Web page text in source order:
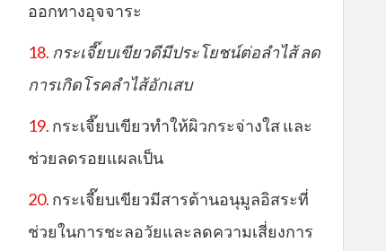
ออกทางอุจจาระ
18. กระเจี๊ยบเขียวดีมีประโยชน์ต่อลำไส้ ลด
การเกิดโรคลำไส้อักเสบ
19. กระเจี๊ยบเขียวทำให้ผิวกระจ่างใส และ
ช่วยลดรอยแผลเป็น
20. กระเจี๊ยบเขียวมีสารต้านอนุมูลอิสระที่
ช่วยในการชะลอวัยและลดความเสี่ยงการ